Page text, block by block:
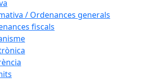
/ Ordenances generals
fiscals